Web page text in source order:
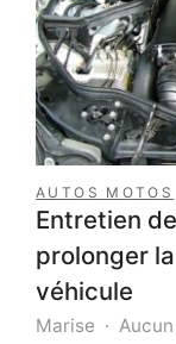
AUTOS MOTOS
Entretien
prolonger
véhicule
Marise